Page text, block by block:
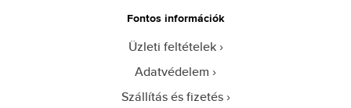
Fontos információk
Üzleti feltételek
Adatvédelem
Szállítás és fizetés